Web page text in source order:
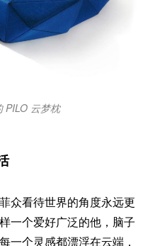
PILO 云梦枕
众看待世界的角度永远更
一个爱好广泛的他，脑子
一个灵感都漂浮在云端，